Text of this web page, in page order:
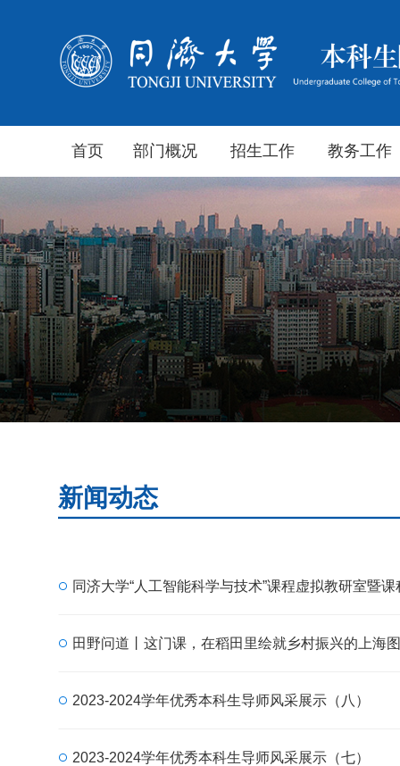
首页 部门概况 招生工作 教务工作
新闻动态
同济大学“人工智能科学与技术”课程虚拟教研室暨
田野问道丨这门课，在稻田里绘就乡村振兴的上海
2023-2024学年优秀本科生导师风采展示（八）
2023-2024学年优秀本科生导师风采展示（七）